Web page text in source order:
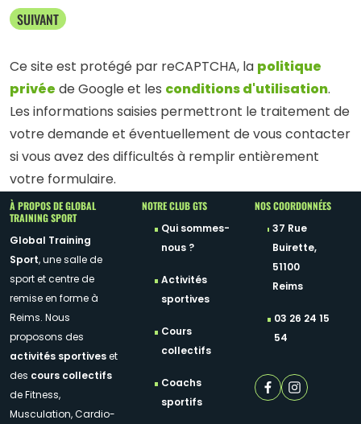
SUIVANT
Ce site est protégé par reCAPTCHA, lapolitique
privéede Google et les conditions d'utilisation.
Les informations saisies permettront le traitement de
votre demande et éventuellement de vous contacter
si vous avez des difficultés à remplir entièrement
votre formulaire.
À PROPOS DE GLOBAL
TRAINING SPORT
Global Training
Sport, une salle de
sport et centre de
remise en forme à
Reims. Nous
proposons des
activités sportiveset
des cours collectifs
de Fitness,
Musculation, Cardio-
NOTRE CLUB GTS
Qui sommes-
nous ?
Activités
sportives
Cours
collectifs
Coachs
sportifs
NOS COORDONNÉES
37 Rue
Buirette,
51100
Reims
03 26 24 15
54